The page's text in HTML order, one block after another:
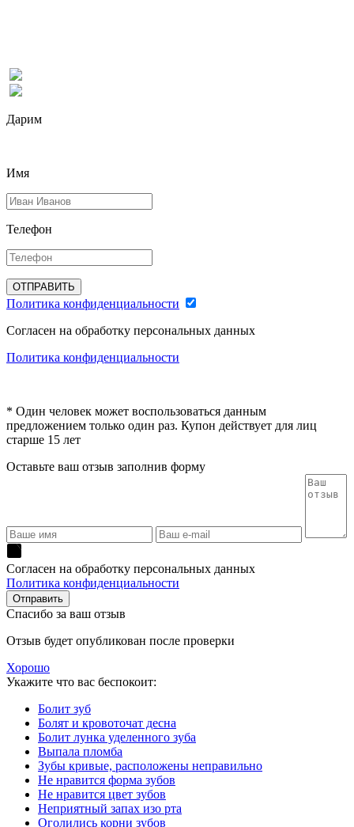
Дарим
Имя
Телефон
ОТПРАВИТЬ
Политика конфиденциальности
Согласен на обработку персональных данных
Политика конфиденциальности
* Один человек может воспользоваться данным
предложением только один раз. Купон действует для лиц
старше 15 лет
Оставьте ваш отзыв заполнив форму
Согласен на обработку персональных данных
Политика конфиденциальности
Спасибо за ваш отзыв
Отзыв будет опубликован после проверки
Хорошо
Укажите что вас беспокоит:
Болит зуб
Болят и кровоточат десна
Болит лунка уделенного зуба
Выпала пломба
Зубы кривые, расположены неправильно
Не нравится форма зубов
Не нравится цвет зубов
Неприятный запах изо рта
Оголились корни зубов